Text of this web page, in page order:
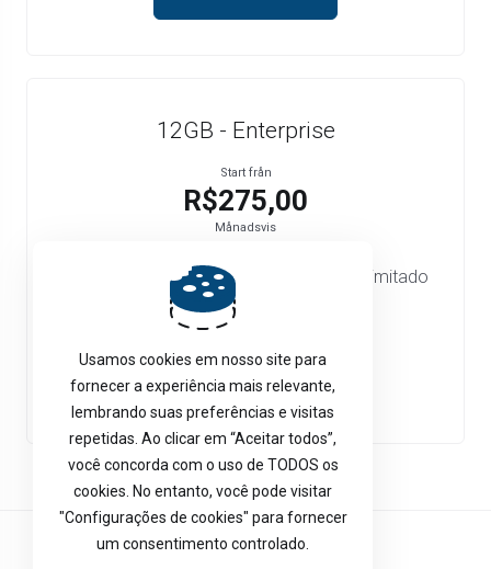
12GB - Enterprise
Start från
R$275,00
Månadsvis
4 vCore 12GB RAM 80GB SSD Tráfego ilimitado
Link até 10Gbps
Beställ nu
Svenska
Usamos cookies em nosso site para
fornecer a experiência mais relevante,
lembrando suas preferências e visitas
repetidas. Ao clicar em “Aceitar todos”,
você concorda com o uso de TODOS os
cookies. No entanto, você pode visitar
"Configurações de cookies" para fornecer
um consentimento controlado.